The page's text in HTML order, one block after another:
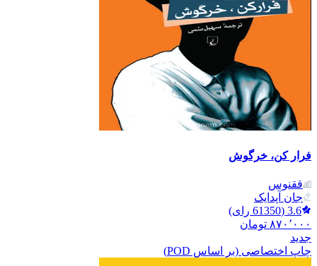
فرار کن، خرگوش
ققنوس
جان آپدایک
3.6
(
61350 رای)
۸۷۰٬۰۰۰ تومان
جدید
چاپ اختصاصی (بر اساس POD)